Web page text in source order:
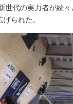
世代の実力者が続
られた。